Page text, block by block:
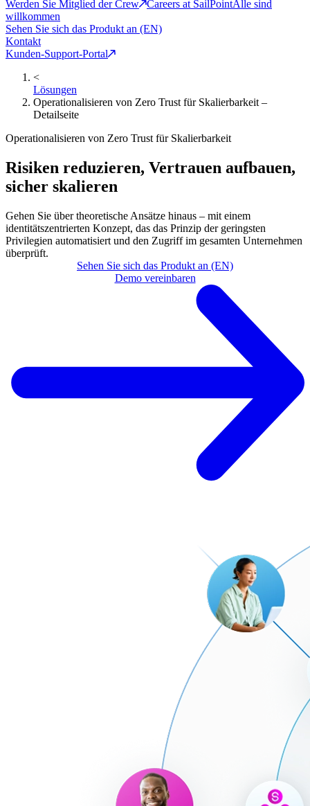
Werden Sie Mitglied der Crew
Careers at SailPointAlle sind
willkommen
Sehen Sie sich das Produkt an (EN)
Kontakt
Kunden-Support-Portal
<
Lösungen
Operationalisieren von Zero Trust für Skalierbarkeit –
Detailseite
Operationalisieren von Zero Trust für Skalierbarkeit
Risiken reduzieren, Vertrauen aufbauen,
sicher skalieren
Gehen Sie über theoretische Ansätze hinaus – mit einem
identitätszentrierten Konzept, das das Prinzip der geringsten
Privilegien automatisiert und den Zugriff im gesamten Unternehmen
überprüft.
Sehen Sie sich das Produkt an (EN)
Demo vereinbaren